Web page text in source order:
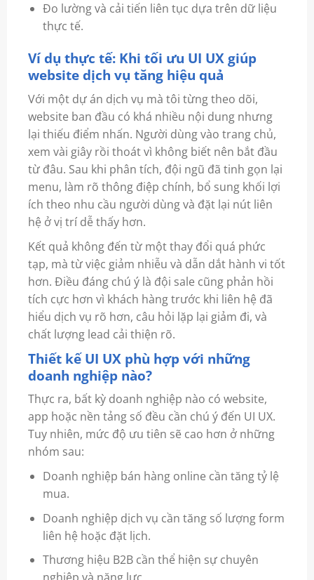
Đo lường và cải tiến liên tục dựa trên dữ liệu
thực tế.
Ví dụ thực tế: Khi tối ưu UI UX giúp
website dịch vụ tăng hiệu quả
Với một dự án dịch vụ mà tôi từng theo dõi,
website ban đầu có khá nhiều nội dung nhưng
lại thiếu điểm nhấn. Người dùng vào trang chủ,
xem vài giây rồi thoát vì không biết nên bắt đầu
từ đâu. Sau khi phân tích, đội ngũ đã tinh gọn lại
menu, làm rõ thông điệp chính, bổ sung khối lợi
ích theo nhu cầu người dùng và đặt lại nút liên
hệ ở vị trí dễ thấy hơn.
Kết quả không đến từ một thay đổi quá phức
tạp, mà từ việc giảm nhiễu và dẫn dắt hành vi tốt
hơn. Điều đáng chú ý là đội sale cũng phản hồi
tích cực hơn vì khách hàng trước khi liên hệ đã
hiểu dịch vụ rõ hơn, câu hỏi lặp lại giảm đi, và
chất lượng lead cải thiện rõ.
Thiết kế UI UX phù hợp với những
doanh nghiệp nào?
Thực ra, bất kỳ doanh nghiệp nào có website,
app hoặc nền tảng số đều cần chú ý đến UI UX.
Tuy nhiên, mức độ ưu tiên sẽ cao hơn ở những
nhóm sau:
Doanh nghiệp bán hàng online cần tăng tỷ lệ
mua.
Doanh nghiệp dịch vụ cần tăng số lượng form
liên hệ hoặc đặt lịch.
Thương hiệu B2B cần thể hiện sự chuyên